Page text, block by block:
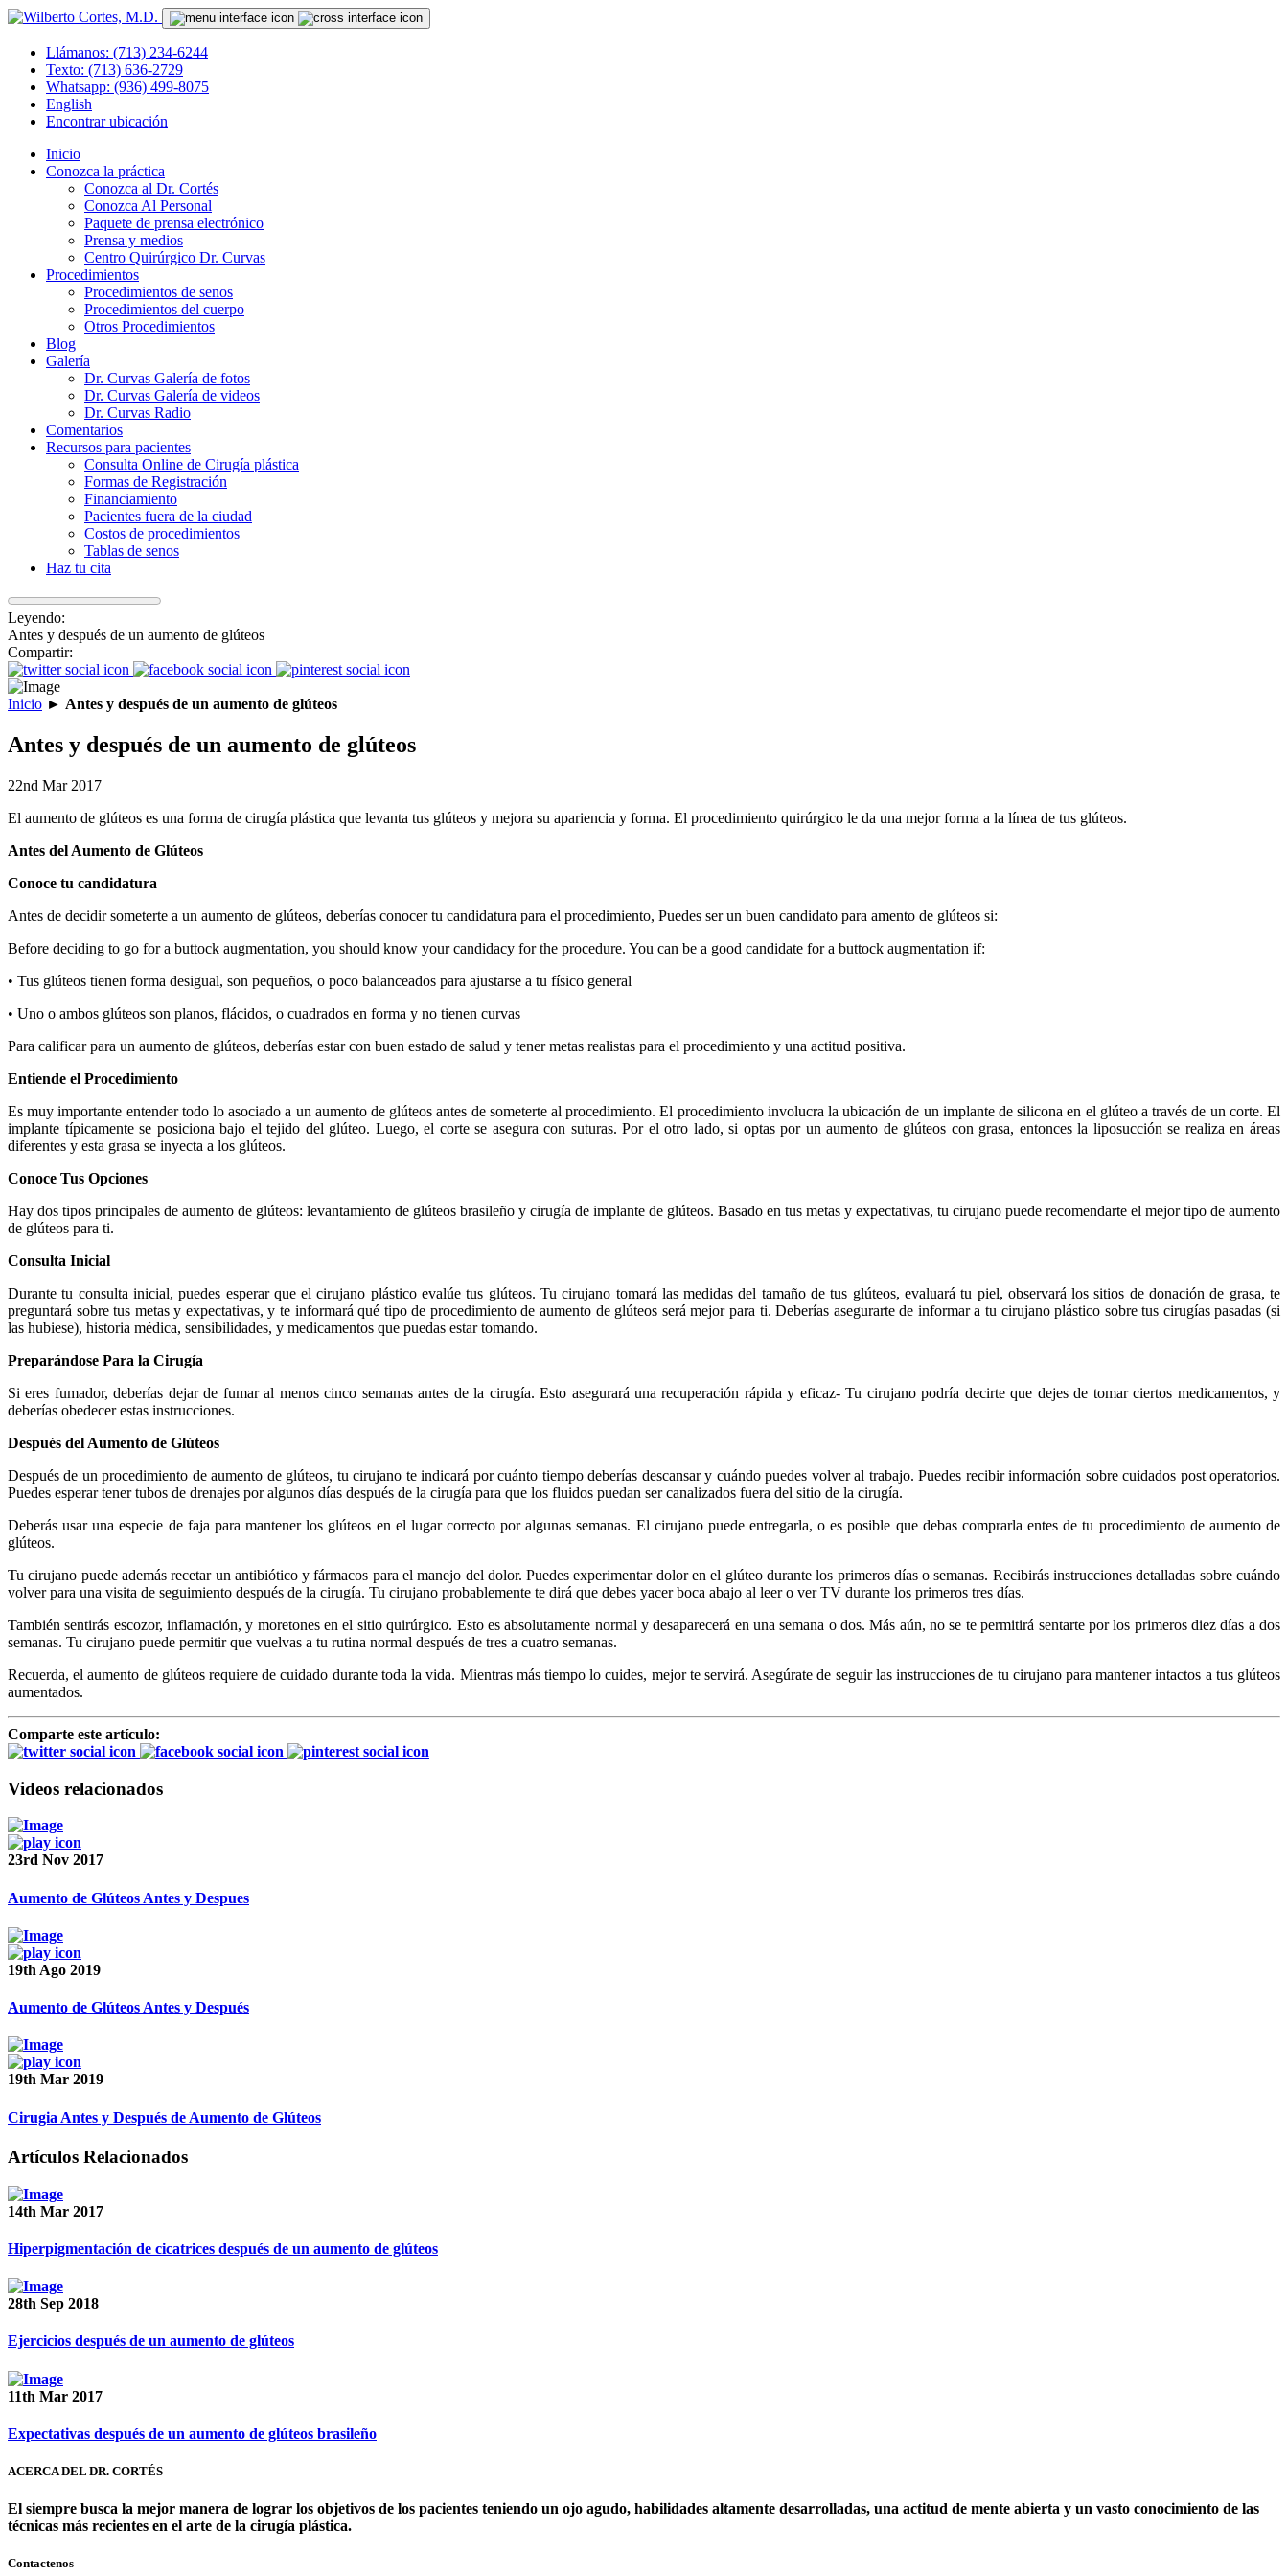
Llámanos: (713) 234-6244
Texto: (713) 636-2729
Whatsapp: (936) 499-8075
English
Encontrar ubicación
Inicio
Conozca la práctica
Conozca al Dr. Cortés
Conozca Al Personal
Paquete de prensa electrónico
Prensa y medios
Centro Quirúrgico Dr. Curvas
Procedimientos
Procedimientos de senos
Procedimientos del cuerpo
Otros Procedimientos
Blog
Galería
Dr. Curvas Galería de fotos
Dr. Curvas Galería de videos
Dr. Curvas Radio
Comentarios
Recursos para pacientes
Consulta Online de Cirugía plástica
Formas de Registración
Financiamiento
Pacientes fuera de la ciudad
Costos de procedimientos
Tablas de senos
Haz tu cita
Leyendo:
Antes y después de un aumento de glúteos
Compartir:
Inicio ► Antes y después de un aumento de glúteos
Antes y después de un aumento de glúteos
22nd Mar 2017
El aumento de glúteos es una forma de cirugía plástica que levanta tus glúteos y mejora su apariencia y forma. El procedimiento quirúrgico le da una mejor forma a la línea de tus glúteos.
Antes del Aumento de Glúteos
Conoce tu candidatura
Antes de decidir someterte a un aumento de glúteos, deberías conocer tu candidatura para el procedimiento, Puedes ser un buen candidato para amento de glúteos si:
Before deciding to go for a buttock augmentation, you should know your candidacy for the procedure. You can be a good candidate for a buttock augmentation if:
• Tus glúteos tienen forma desigual, son pequeños, o poco balanceados para ajustarse a tu físico general
• Uno o ambos glúteos son planos, flácidos, o cuadrados en forma y no tienen curvas
Para calificar para un aumento de glúteos, deberías estar con buen estado de salud y tener metas realistas para el procedimiento y una actitud positiva.
Entiende el Procedimiento
Es muy importante entender todo lo asociado a un aumento de glúteos antes de someterte al procedimiento. El procedimiento involucra la ubicación de un implante de silicona en el glúteo a través de un corte. El
implante típicamente se posiciona bajo el tejido del glúteo. Luego, el corte se asegura con suturas. Por el otro lado, si optas por un aumento de glúteos con grasa, entonces la liposucción se realiza en áreas
diferentes y esta grasa se inyecta a los glúteos.
Conoce Tus Opciones
Hay dos tipos principales de aumento de glúteos: levantamiento de glúteos brasileño y cirugía de implante de glúteos. Basado en tus metas y expectativas, tu cirujano puede recomendarte el mejor tipo de aumento
de glúteos para ti.
Consulta Inicial
Durante tu consulta inicial, puedes esperar que el cirujano plástico evalúe tus glúteos. Tu cirujano tomará las medidas del tamaño de tus glúteos, evaluará tu piel, observará los sitios de donación de grasa, te
preguntará sobre tus metas y expectativas, y te informará qué tipo de procedimiento de aumento de glúteos será mejor para ti. Deberías asegurarte de informar a tu cirujano plástico sobre tus cirugías pasadas (si
las hubiese), historia médica, sensibilidades, y medicamentos que puedas estar tomando.
Preparándose Para la Cirugía
Si eres fumador, deberías dejar de fumar al menos cinco semanas antes de la cirugía. Esto asegurará una recuperación rápida y eficaz- Tu cirujano podría decirte que dejes de tomar ciertos medicamentos, y
deberías obedecer estas instrucciones.
Después del Aumento de Glúteos
Después de un procedimiento de aumento de glúteos, tu cirujano te indicará por cuánto tiempo deberías descansar y cuándo puedes volver al trabajo. Puedes recibir información sobre cuidados post operatorios.
Puedes esperar tener tubos de drenajes por algunos días después de la cirugía para que los fluidos puedan ser canalizados fuera del sitio de la cirugía.
Deberás usar una especie de faja para mantener los glúteos en el lugar correcto por algunas semanas. El cirujano puede entregarla, o es posible que debas comprarla entes de tu procedimiento de aumento de
glúteos.
Tu cirujano puede además recetar un antibiótico y fármacos para el manejo del dolor. Puedes experimentar dolor en el glúteo durante los primeros días o semanas. Recibirás instrucciones detalladas sobre cuándo
volver para una visita de seguimiento después de la cirugía. Tu cirujano probablemente te dirá que debes yacer boca abajo al leer o ver TV durante los primeros tres días.
También sentirás escozor, inflamación, y moretones en el sitio quirúrgico. Esto es absolutamente normal y desaparecerá en una semana o dos. Más aún, no se te permitirá sentarte por los primeros diez días a dos
semanas. Tu cirujano puede permitir que vuelvas a tu rutina normal después de tres a cuatro semanas.
Recuerda, el aumento de glúteos requiere de cuidado durante toda la vida. Mientras más tiempo lo cuides, mejor te servirá. Asegúrate de seguir las instrucciones de tu cirujano para mantener intactos a tus glúteos
aumentados.
Comparte este artículo:
Videos relacionados
23rd Nov 2017
Aumento de Glúteos Antes y Despues
19th Ago 2019
Aumento de Glúteos Antes y Después
19th Mar 2019
Cirugia Antes y Después de Aumento de Glúteos
Artículos Relacionados
14th Mar 2017
Hiperpigmentación de cicatrices después de un aumento de glúteos
28th Sep 2018
Ejercicios después de un aumento de glúteos
11th Mar 2017
Expectativas después de un aumento de glúteos brasileño
ACERCA DEL DR. CORTÉS
El siempre busca la mejor manera de lograr los objetivos de los pacientes teniendo un ojo agudo, habilidades altamente desarrolladas, una actitud de mente abierta y un vasto conocimiento de las
técnicas más recientes en el arte de la cirugía plástica.
Contactenos